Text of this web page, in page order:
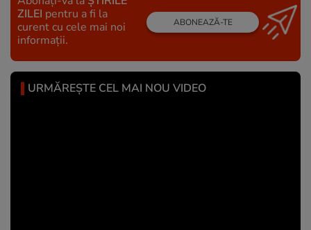
ZILEI pentru a fi la
curent cu cele mai noi
informații.
ABONEAZĂ-TE
URMĂREȘTE CEL MAI NOU VIDEO